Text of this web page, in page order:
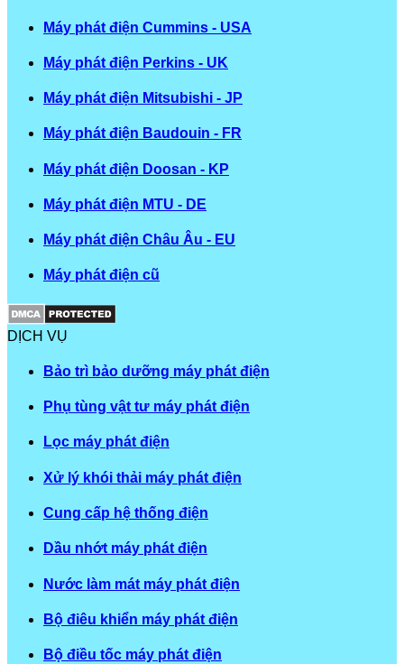
Máy phát điện Cummins - USA
Máy phát điện Perkins - UK
Máy phát điện Mitsubishi - JP
Máy phát điện Baudouin - FR
Máy phát điện Doosan - KP
Máy phát điện MTU - DE
Máy phát điện Châu Âu - EU
Máy phát điện cũ
DỊCH VỤ
Bảo trì bảo dưỡng máy phát điện
Phụ tùng vật tư máy phát điện
Lọc máy phát điện
Xử lý khói thải máy phát điện
Cung cấp hệ thống điện
Dầu nhớt máy phát điện
Nước làm mát máy phát điện
Bộ điêu khiển máy phát điện
Bộ điều tốc máy phát điện